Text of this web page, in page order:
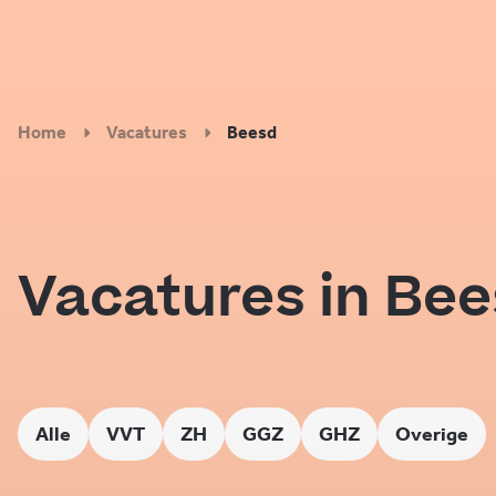
Home Vacatures Beesd
Vacatures in
Alle VVT ZH GGZ GHZ Overige